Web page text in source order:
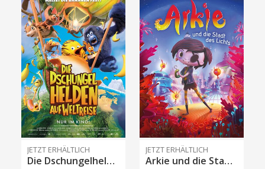
JETZT ERHÄLTLICH
Die Dschungelhelden auf Weltreise
JETZT ERHÄLTLICH
Arkie und die Stadt des Lichts